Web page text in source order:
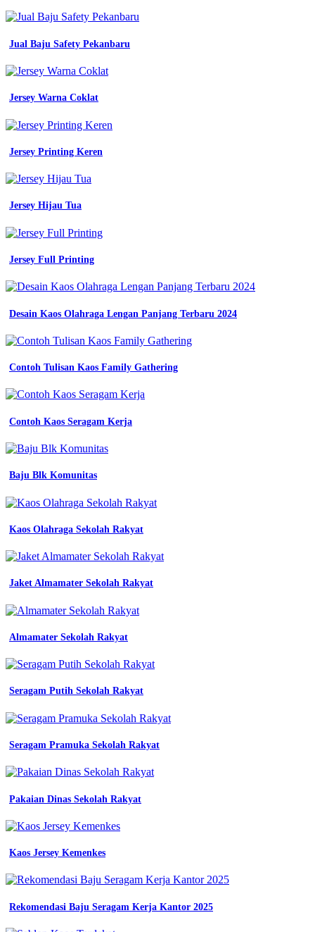
Baju
kerja
pramugara
cowok
sriwijaya
seragam
pns
baju
biru
putih
kemeja
seragam
kerja
kombinasi
seragam
jual
dinas
kantor
kerja
murah
bordir
seragam
karyawan
jual
seragam
pdh
pria
Jersey
Sekolah
Smp
Seragam
Kerja
Putih
asn
hitam
putih
seragam
pdh
putih
kerja
shopee
seragam
kerja
pdh
Jual Baju Safety Pekanbaru
Jersey Warna Coklat
Jersey Printing Keren
Jersey Hijau Tua
Jersey Full Printing
Desain Kaos Olahraga Lengan Panjang Terbaru 2024
Contoh Tulisan Kaos Family Gathering
Contoh Kaos Seragam Kerja
Baju Blk Komunitas
Kaos Olahraga Sekolah Rakyat
Jaket Almamater Sekolah Rakyat
Almamater Sekolah Rakyat
Seragam Putih Sekolah Rakyat
Seragam Pramuka Sekolah Rakyat
Pakaian Dinas Sekolah Rakyat
Kaos Jersey Kemenkes
Rekomendasi Baju Seragam Kerja Kantor 2025